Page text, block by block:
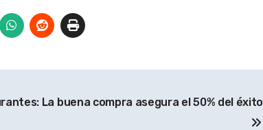
La buena compra asegura el 50% del éxito